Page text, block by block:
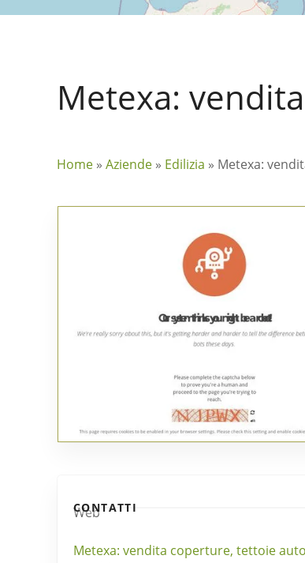
Metexa:
Home » Aziende » Edilizia » Metexa:
CONTATTI
Web
Metexa: vendita coperture, tettoie